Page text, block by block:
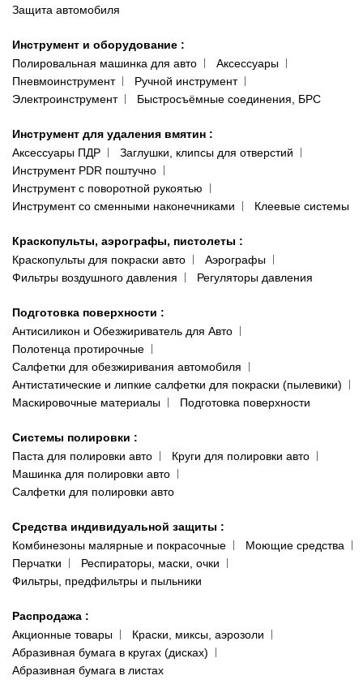
Защита автомобиля
Инструмент и оборудование :
Полировальная машинка для авто
Аксессуары
Пневмоинструмент
Ручной инструмент
Электроинструмент
Быстросъёмные соединения, БРС
Инструмент для удаления вмятин :
Аксессуары ПДР
Заглушки, клипсы для отверстий
Инструмент PDR поштучно
Инструмент с поворотной рукоятью
Инструмент со сменными наконечниками
Клеевые системы
Краскопульты, аэрографы, пистолеты :
Краскопульты для покраски авто
Аэрографы
Фильтры воздушного давления
Регуляторы давления
Подготовка поверхности :
Антисиликон и Обезжириватель для Авто
Полотенца протирочные
Салфетки для обезжиривания автомобиля
Антистатические и липкие салфетки для покраски (пылевики)
Маскировочные материалы
Подготовка поверхности
Системы полировки :
Паста для полировки авто
Круги для полировки авто
Машинка для полировки авто
Салфетки для полировки авто
Средства индивидуальной защиты :
Комбинезоны малярные и покрасочные
Моющие средства
Перчатки
Респираторы, маски, очки
Фильтры, предфильтры и пыльники
Распродажа :
Акционные товары
Краски, миксы, аэрозоли
Абразивная бумага в кругах (дисках)
Абразивная бумага в листах